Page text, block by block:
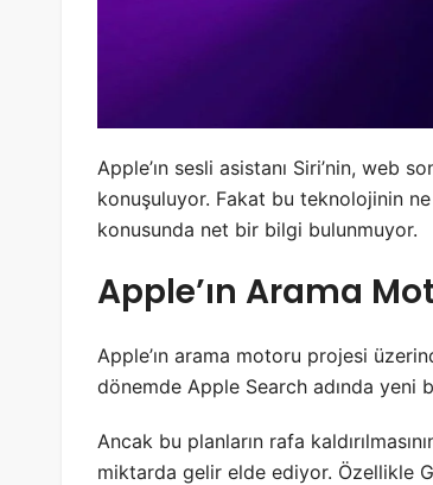
Apple’ın sesli asistanı Siri’nin, web
konuşuluyor. Fakat bu teknolojinin ne
konusunda net bir bilgi bulunmuyor.
Apple’ın Arama
Apple’ın arama motoru projesi
dönemde Apple Search adında yeni
Ancak bu planların rafa
miktarda gelir elde ediyor. Özellikle